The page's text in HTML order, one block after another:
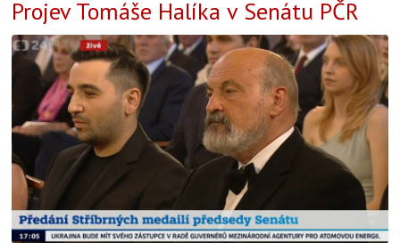
Projev Tomáše Halíka v Senátu PČR